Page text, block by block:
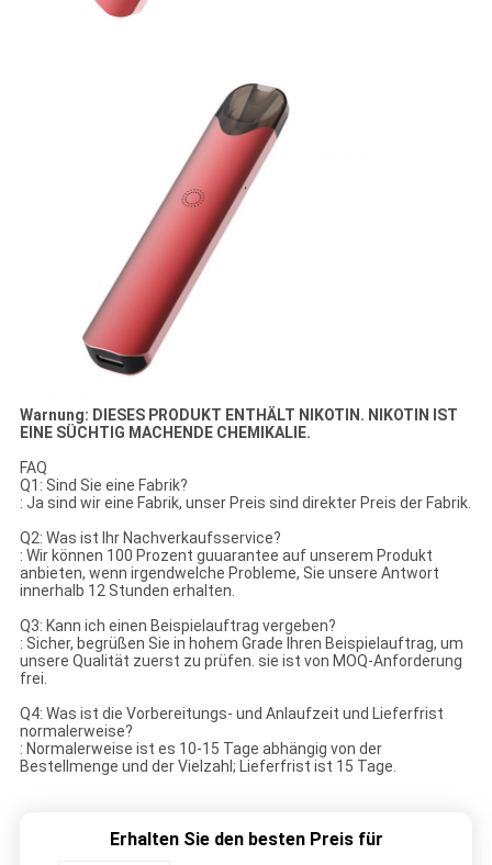
Warnung: DIESES PRODUKT ENTHÄLT NIKOTIN. NIKOTIN IST
EINE SÜCHTIG MACHENDE CHEMIKALIE.
FAQ
Q1: Sind Sie eine Fabrik?
: Ja sind wir eine Fabrik, unser Preis sind direkter Preis der Fabrik.
Q2: Was ist Ihr Nachverkaufsservice?
: Wir können 100 Prozent guuarantee auf unserem Produkt
anbieten, wenn irgendwelche Probleme, Sie unsere Antwort
innerhalb 12 Stunden erhalten.
Q3: Kann ich einen Beispielauftrag vergeben?
: Sicher, begrüßen Sie in hohem Grade Ihren Beispielauftrag, um
unsere Qualität zuerst zu prüfen. sie ist von MOQ-Anforderung
frei.
Q4: Was ist die Vorbereitungs- und Anlaufzeit und Lieferfrist
normalerweise?
: Normalerweise ist es 10-15 Tage abhängig von der
Bestellmenge und der Vielzahl; Lieferfrist ist 15 Tage.
Erhalten Sie den besten Preis für